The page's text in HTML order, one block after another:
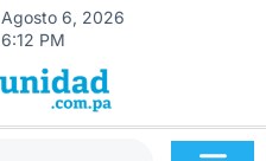
Agosto 6, 2026
6:12 PM